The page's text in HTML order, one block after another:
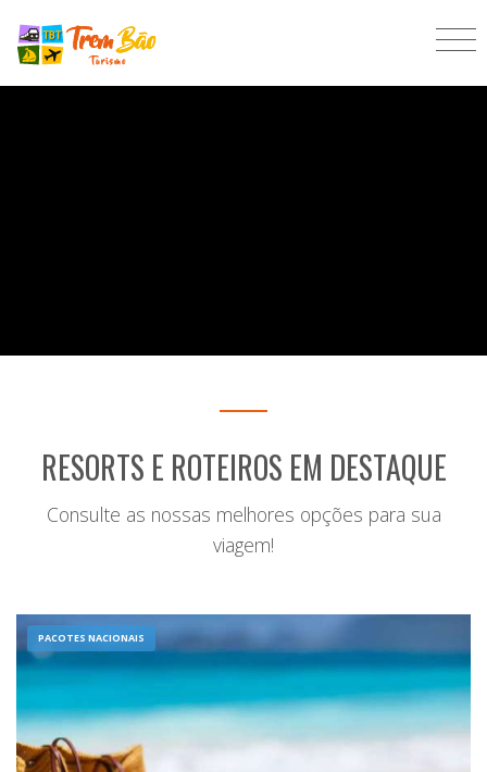
RESORTS E ROTEIROS EM DESTAQUE
Consulte as nossas melhores opções para sua
viagem!
PACOTES NACIONAIS